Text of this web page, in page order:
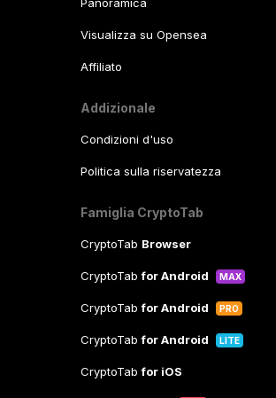
Visualizza su Opensea
Affiliato
Addizionale
Condizioni d'uso
Politica sulla riservatezza
Famiglia CryptoTab
CryptoTab Browser
CryptoTabfor Android MAX
CryptoTabfor Android PRO
CryptoTabfor Android LITE
CryptoTabfor iOS